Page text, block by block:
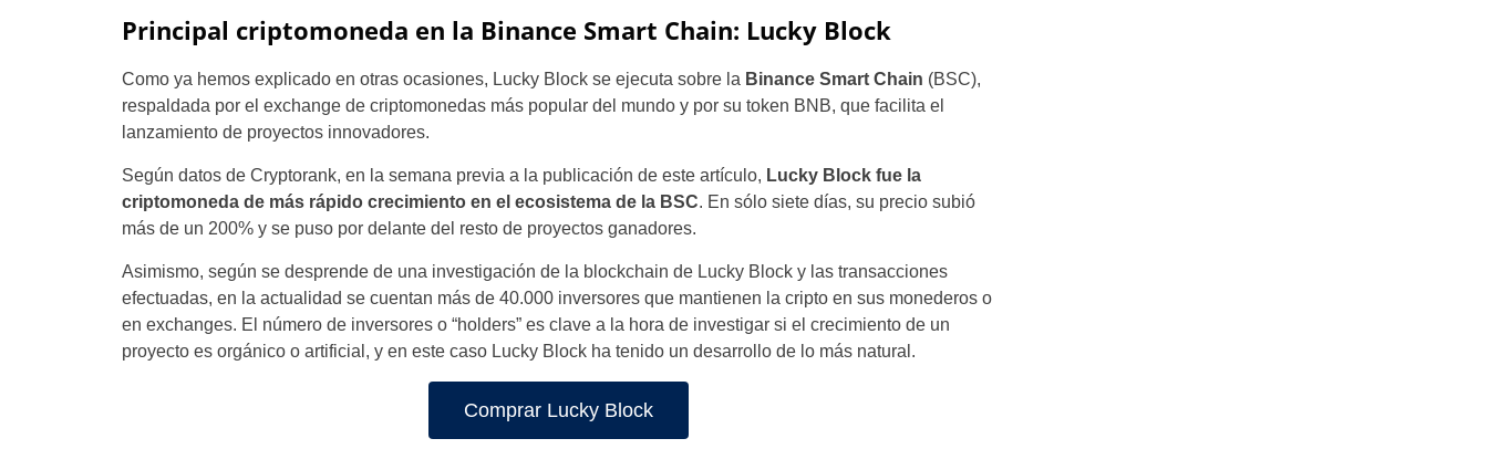
Principal criptomoneda en la Binance Smart Chain: Lucky Block
Como ya hemos explicado en otras ocasiones, Lucky Block se ejecuta sobre la Binance Smart Chain (BSC),
respaldada por el exchange de criptomonedas más popular del mundo y por su token BNB, que facilita el
lanzamiento de proyectos innovadores.
Según datos de Cryptorank, en la semana previa a la publicación de este artículo, Lucky Block fue la
criptomoneda de más rápido crecimiento en el ecosistema de la BSC. En sólo siete días, su precio subió
más de un 200% y se puso por delante del resto de proyectos ganadores.
Asimismo, según se desprende de una investigación de la blockchain de Lucky Block y las transacciones
efectuadas, en la actualidad se cuentan más de 40.000 inversores que mantienen la cripto en sus monederos o
en exchanges. El número de inversores o “holders” es clave a la hora de investigar si el crecimiento de un
proyecto es orgánico o artificial, y en este caso Lucky Block ha tenido un desarrollo de lo más natural.
Comprar Lucky Block